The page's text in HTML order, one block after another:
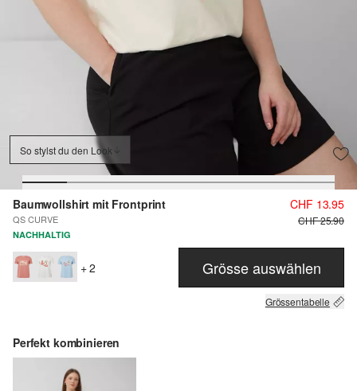
So stylst du den Look
Baumwollshirt mit Frontprint
QS CURVE
CHF 13.95
CHF 25.90
NACHHALTIG
+ 2 Grösse auswählen
Grössentabelle
Perfekt kombinieren